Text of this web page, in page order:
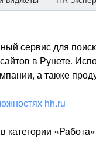
сервис для
в Рунете.
а также
hh.ru
категории «Работа»